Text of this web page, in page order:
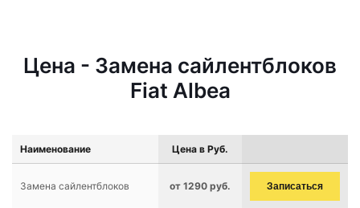
Цена - Замена сайлентблоков
Fiat Albea
Наименование Цена в Руб.
Замена сайлентблоков от 1290 руб. Записаться